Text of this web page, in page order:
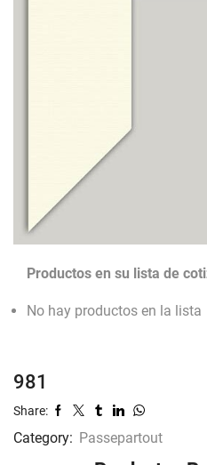
Productos en su lista de
No hay productos en la lista
981
Share:
Category: Passepartout